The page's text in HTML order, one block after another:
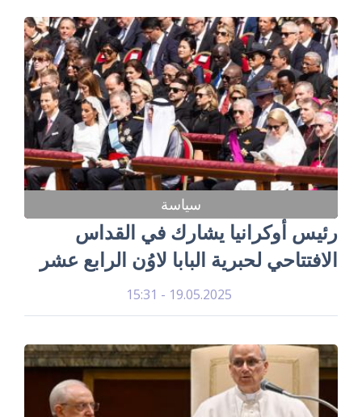
سياسة
رئيس أوكرانيا يشارك في القداس
الافتتاحي لحبرية البابا لاوُن الرابع عشر
19.05.2025 - 15:31